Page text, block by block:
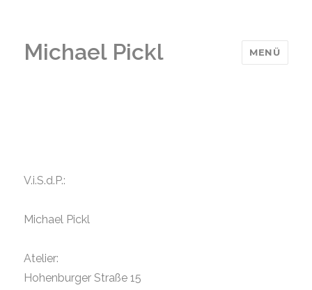
Michael Pickl MENÜ
V.i.S.d.P.:
Michael Pickl
Atelier:
Hohenburger Straße 15